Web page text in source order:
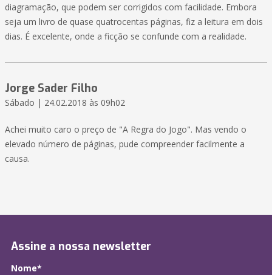
diagramação, que podem ser corrigidos com facilidade. Embora
seja um livro de quase quatrocentas páginas, fiz a leitura em dois
dias. É excelente, onde a ficção se confunde com a realidade.
Jorge Sader Filho
Sábado | 24.02.2018 às 09h02
Achei muito caro o preço de "A Regra do Jogo". Mas vendo o
elevado número de páginas, pude compreender facilmente a
causa.
Assine a nossa newsletter
Nome*